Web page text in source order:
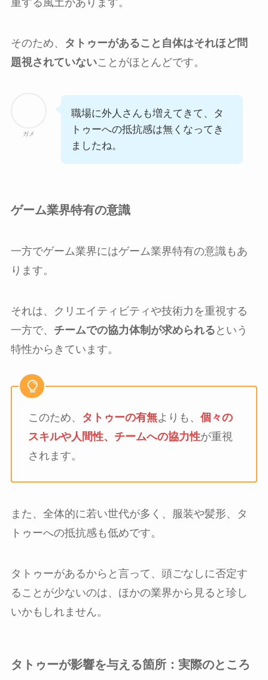
そのため、
タトゥーがあること自体はそれほど問
題視されていないことがほとんどです。
ガメ
職場に外人さんも増えてきて、タ
トゥーへの抵抗感は無くなってき
ましたね。
ゲーム業界特有の意識
一方でゲーム業界にはゲーム業界特有の意識もあ
ります。
それは、クリエイティビティや技術力を重視する
一方で、 チームでの協力体制が求められる という
特性からきています。
このため、 タトゥーの有無よりも、 個々の
スキルや人間性、チームへの協力性が重視
されます。
また、全体的に若い世代が多く、服装や髪形、タ
トゥーへの抵抗感も低めです。
タトゥーがあるからと言って、頭ごなしに否定す
ることが少ないのは、ほかの業界から見ると珍し
いかもしれません。
タトゥーが影響を与える箇所：実際のところ